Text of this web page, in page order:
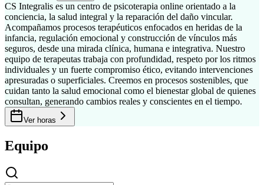
CS Integralis es un centro de psicoterapia online orientado a la
conciencia, la salud integral y la reparación del daño vincular.
Acompañamos procesos terapéuticos enfocados en heridas de la
infancia, regulación emocional y construcción de vínculos más
seguros, desde una mirada clínica, humana e integrativa. Nuestro
equipo de terapeutas trabaja con profundidad, respeto por los ritmos
individuales y un fuerte compromiso ético, evitando intervenciones
apresuradas o superficiales. Creemos en procesos sostenibles, que
cuidan tanto la salud emocional como el bienestar global de quienes
consultan, generando cambios reales y conscientes en el tiempo.
Ver horas
Equipo